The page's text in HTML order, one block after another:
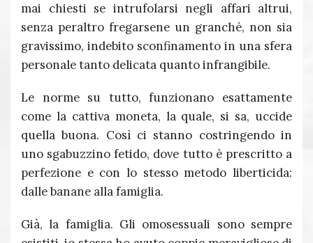
mai chiesti se intrufolarsi negli affari altrui,
senza peraltro fregarsene un granché, non sia
gravissimo, indebito sconfinamento in una sfera
personale tanto delicata quanto infrangibile.
Le norme su tutto, funzionano esattamente
come la cattiva moneta, la quale, si sa, uccide
quella buona. Così ci stanno costringendo in
uno sgabuzzino fetido, dove tutto è prescritto a
perfezione e con lo stesso metodo liberticida:
dalle banane alla famiglia.
Già, la famiglia. Gli omosessuali sono sempre